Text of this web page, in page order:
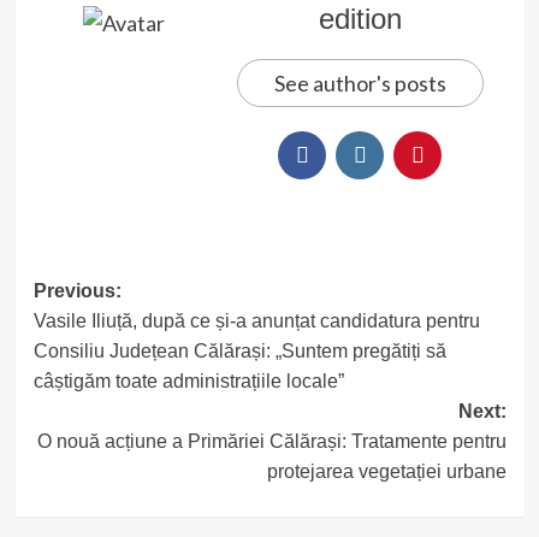
edition
See author's posts
Post
navigation
Previous:
Vasile Iliuță, după ce și-a anunțat candidatura pentru
Consiliu Județean Călărași: „Suntem pregătiți să
câștigăm toate administrațiile locale”
Next:
O nouă acțiune a Primăriei Călărași: Tratamente pentru
protejarea vegetației urbane